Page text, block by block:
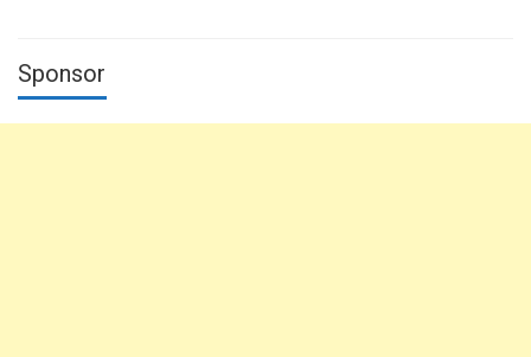
Sponsor